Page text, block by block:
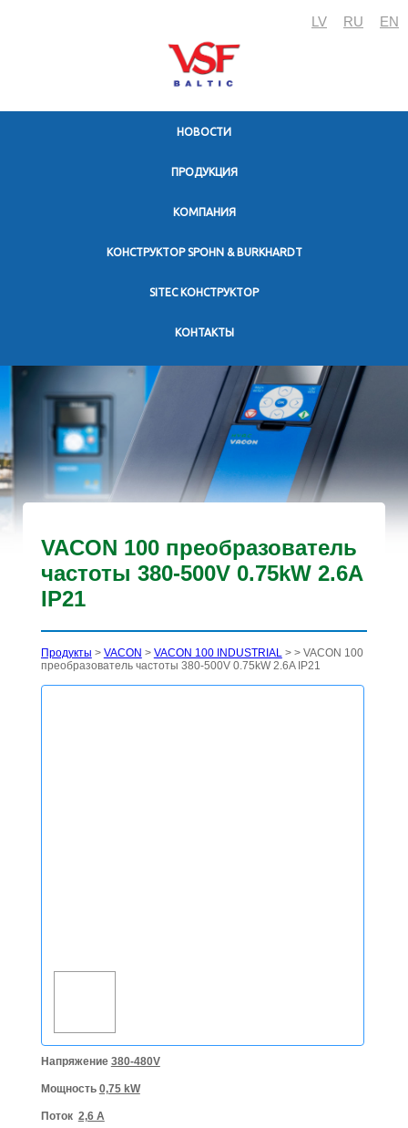
LV RU EN
HОВОСТИ
ПРОДУКЦИЯ
KОМПАНИЯ
КОНСТРУКТОР SPOHN & BURKHARDT
SITEC КОНСТРУКТОР
KОНТАКТЫ
VACON 100 преобразователь
частоты 380-500V 0.75kW 2.6A
IP21
Продукты > VACON > VACON 100 INDUSTRIAL> > VACON 100
преобразователь частоты 380-500V 0.75kW 2.6A IP21
Напряжение 380-480V
Мощность 0,75 kW
Поток 2,6 A